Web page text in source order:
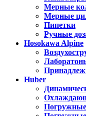
Мерные
Мерные
Пипетки
Ручные
Hosokawa Alpine
Huber
Погружные